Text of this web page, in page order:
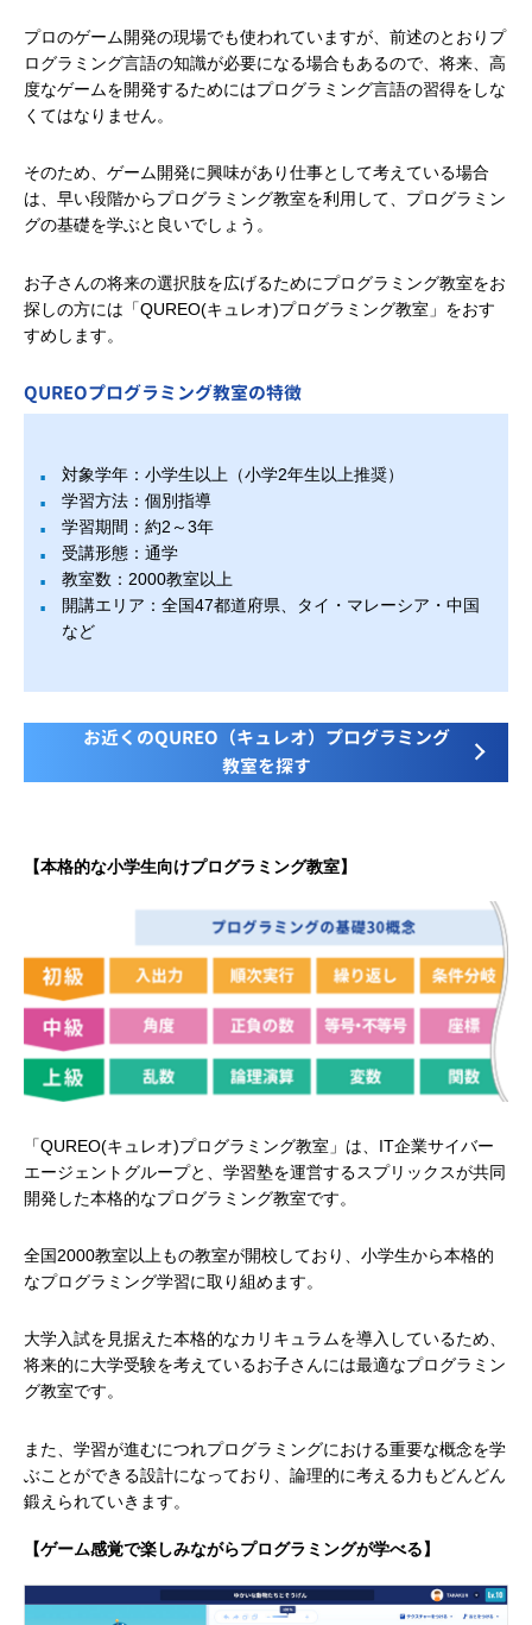
プロのゲーム開発の現場でも使われていますが、前述のとおりプ
ログラミング言語の知識が必要になる場合もあるので、将来、高
度なゲームを開発するためにはプログラミング言語の習得をしな
くてはなりません。
そのため、ゲーム開発に興味があり仕事として考えている場合
は、早い段階からプログラミング教室を利用して、プログラミン
グの基礎を学ぶと良いでしょう。
お子さんの将来の選択肢を広げるためにプログラミング教室をお
探しの方には「QUREO(キュレオ)プログラミング教室」をおす
すめします。
QUREOプログラミング教室の特徴
対象学年：小学生以上（小学2年生以上推奨）
学習方法：個別指導
学習期間：約2～3年
受講形態：通学
教室数：2000教室以上
開講エリア：全国47都道府県、タイ・マレーシア・中国
など
お近くのQUREO（キュレオ）プログラミング
教室を探す
【本格的な小学生向けプログラミング教室】
「QUREO(キュレオ)プログラミング教室」は、IT企業サイバー
エージェントグループと、学習塾を運営するスプリックスが共同
開発した本格的なプログラミング教室です。
全国2000教室以上もの教室が開校しており、小学生から本格的
なプログラミング学習に取り組めます。
大学入試を見据えた本格的なカリキュラムを導入しているため、
将来的に大学受験を考えているお子さんには最適なプログラミン
グ教室です。
また、学習が進むにつれプログラミングにおける重要な概念を学
ぶことができる設計になっており、論理的に考える力もどんどん
鍛えられていきます。
【ゲーム感覚で楽しみながらプログラミングが学べる】